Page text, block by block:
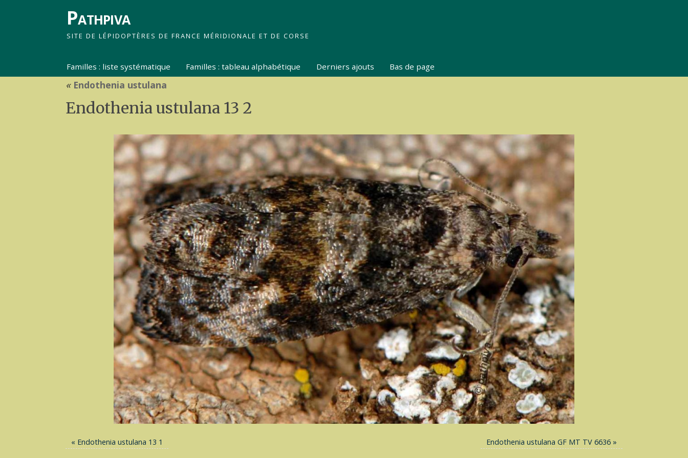
Pathpiva
SITE DE LÉPIDOPTÈRES DE FRANCE MÉRIDIONALE ET DE CORSE
Familles : liste systématique Familles : tableau alphabétique Derniers ajouts Bas de page
«Endothenia ustulana
Endothenia ustulana 13 2
« Endothenia ustulana 13 1 Endothenia ustulana GF MT TV 6636 »